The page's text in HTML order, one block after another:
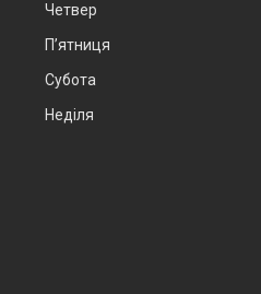
Четвер
Пʼятниця
Субота
Неділя